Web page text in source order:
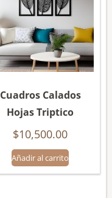
Cuadros Calados
Hojas Triptico
$10,500.00
Añadir al carrito